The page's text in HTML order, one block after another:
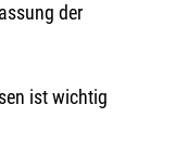
der
ist wichtig